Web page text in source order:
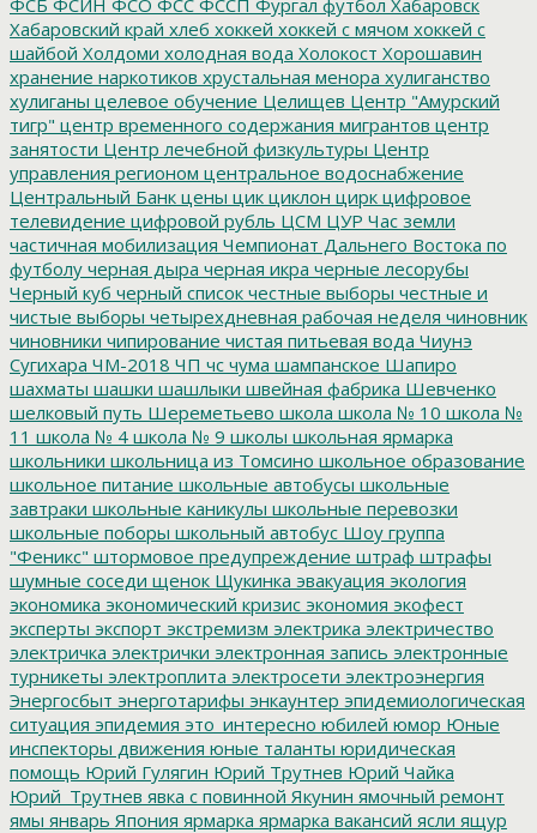
Хабаровский край хлеб хоккей хоккей с мячом хоккей с
шайбой Холдоми холодная вода Холокост Хорошавин
хранение наркотиков хрустальная менора хулиганство
хулиганы целевое обучение Целищев Центр "Амурский
тигр" центр временного содержания мигрантов центр
занятости Центр лечебной физкультуры Центр
управления регионом центральное водоснабжение
Центральный Банк цены цик циклон цирк цифровое
телевидение цифровой рубль ЦСМ ЦУР Час земли
частичная мобилизация Чемпионат Дальнего Востока по
футболу черная дыра черная икра черные лесорубы
Черный куб черный список честные выборы честные и
чистые выборы четырехдневная рабочая неделя чиновник
чиновники чипирование чистая питьевая вода Чиунэ
Сугихара ЧМ-2018 ЧП чс чума шампанское Шапиро
шахматы шашки шашлыки швейная фабрика Шевченко
шелковый путь Шереметьево школа школа № 10 школа №
11 школа № 4 школа № 9 школы школьная ярмарка
школьники школьница из Томсино школьное образование
школьное питание школьные автобусы школьные
завтраки школьные каникулы школьные перевозки
школьные поборы школьный автобус Шоу группа
"Феникс" штормовое предупреждение штраф штрафы
шумные соседи щенок Щукинка эвакуация экология
экономика экономический кризис экономия экофест
эксперты экспорт экстремизм электрика электричество
электричка электрички электронная запись электронные
турникеты электроплита электросети электроэнергия
Энергосбыт энерготарифы энкаунтер эпидемиологическая
ситуация эпидемия это_интересно юбилей юмор Юные
инспекторы движения юные таланты юридическая
помощь Юрий Гулягин Юрий Трутнев Юрий Чайка
Юрий_Трутнев явка с повинной Якунин ямочный ремонт
ямы январь Япония ярмарка ярмарка вакансий ясли ящур